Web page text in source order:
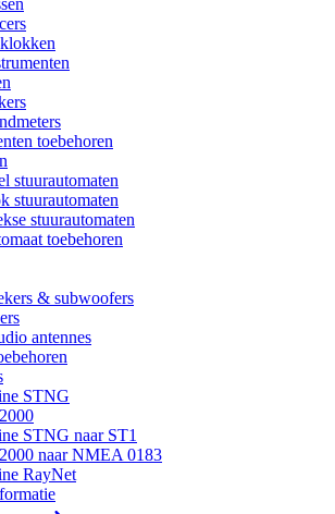
toebehoren
stuurautomaten
stuurautomaten
stuurautomaten
toebehoren
& subwoofers
antennes
STNG
STNG naar ST1
naar NMEA 0183
RayNet